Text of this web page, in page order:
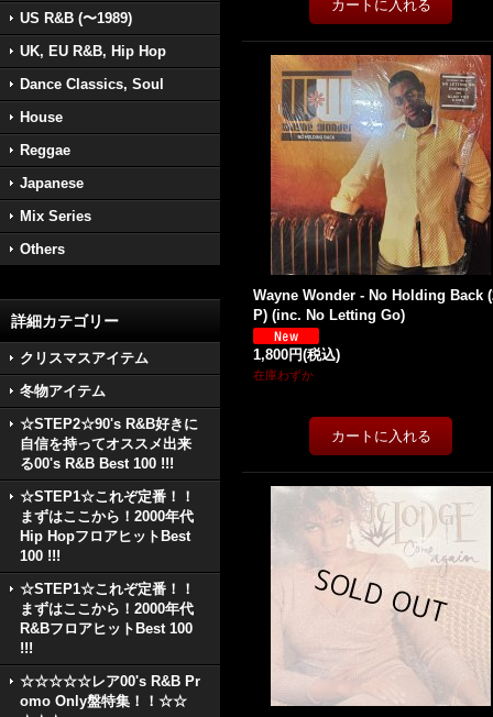
US R&B (〜1989)
UK, EU R&B, Hip Hop
Dance Classics, Soul
House
Reggae
Japanese
Mix Series
Others
詳細カテゴリー
クリスマスアイテム
冬物アイテム
☆STEP2☆90's R&B好きに
自信を持ってオススメ出来
る00's R&B Best 100 !!!
☆STEP1☆これぞ定番！！
まずはここから！2000年代
Hip HopフロアヒットBest
100 !!!
☆STEP1☆これぞ定番！！
まずはここから！2000年代
R&BフロアヒットBest 100
!!!
☆☆☆☆☆レア00's R&B Pr
omo Only盤特集！！☆☆
Wayne Wonder - No Holding Back
P) (inc. No Letting Go)
1,800円(税込)
在庫わずか